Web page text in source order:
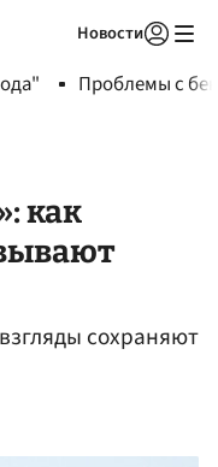
Новости
Проблемы с
как
сохраняют